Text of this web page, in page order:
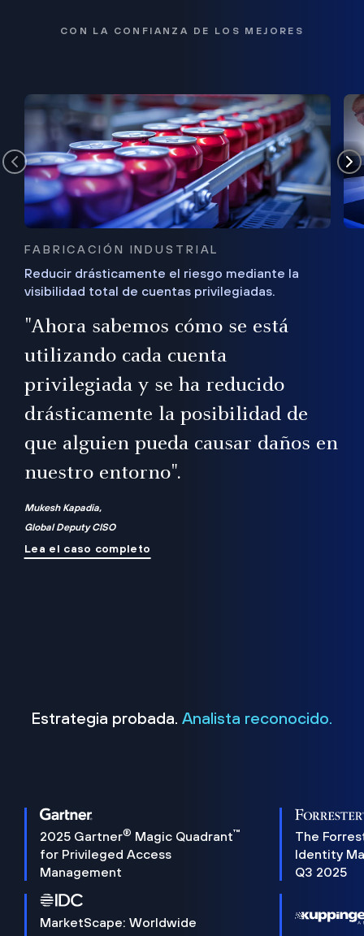
CON LA CONFIANZA DE LOS MEJORES
FABRICACIÓN INDUSTRIAL
Reducir drásticamente el riesgo mediante la
visibilidad total de cuentas privilegiadas.
"Ahora sabemos cómo se está
utilizando cada cuenta
privilegiada y se ha reducido
drásticamente la posibilidad de
que alguien pueda causar daños en
nuestro entorno".
Mukesh Kapadia,
Global Deputy CISO
Lea el caso completo
Estrategia probada. Analista reconocido.
2025 Gartner® Magic Quadrant™
for Privileged Access
Management
The
Identity
Q3 2025
MarketScape: Worldwide